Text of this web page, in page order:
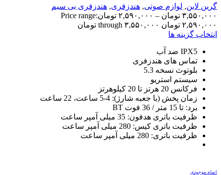
گرین لاین, لوازم صوتی, هندزفری, هندزفری بی سیم
۳,۵۵۰,۰۰۰ تومان – ۲,۵۹۰,۰۰۰ تومانPrice range:
۲,۵۹۰,۰۰۰ تومان through ۳,۵۵۰,۰۰۰ تومان
انتخاب گزینه ها
IPX5 ضد آب
تماس های هندزفری
بلوتوث نسخه 5.3
سیستم استریو
فرکانس 20 هرتز تا 20 کیلوهرتز
زمان پخش (با جعبه شارژ): 4-5 ساعت، 22 ساعت
برد: تا 15 متر / 36 فوت BT
ظرفیت باتری هدفون: 35 میلی آمپر ساعت
ظرفیت باتری کیس: 280 میلی آمپر ساعت
ظرفیت باتری: 280 میلی آمپر ساعت
اتمام موجودی